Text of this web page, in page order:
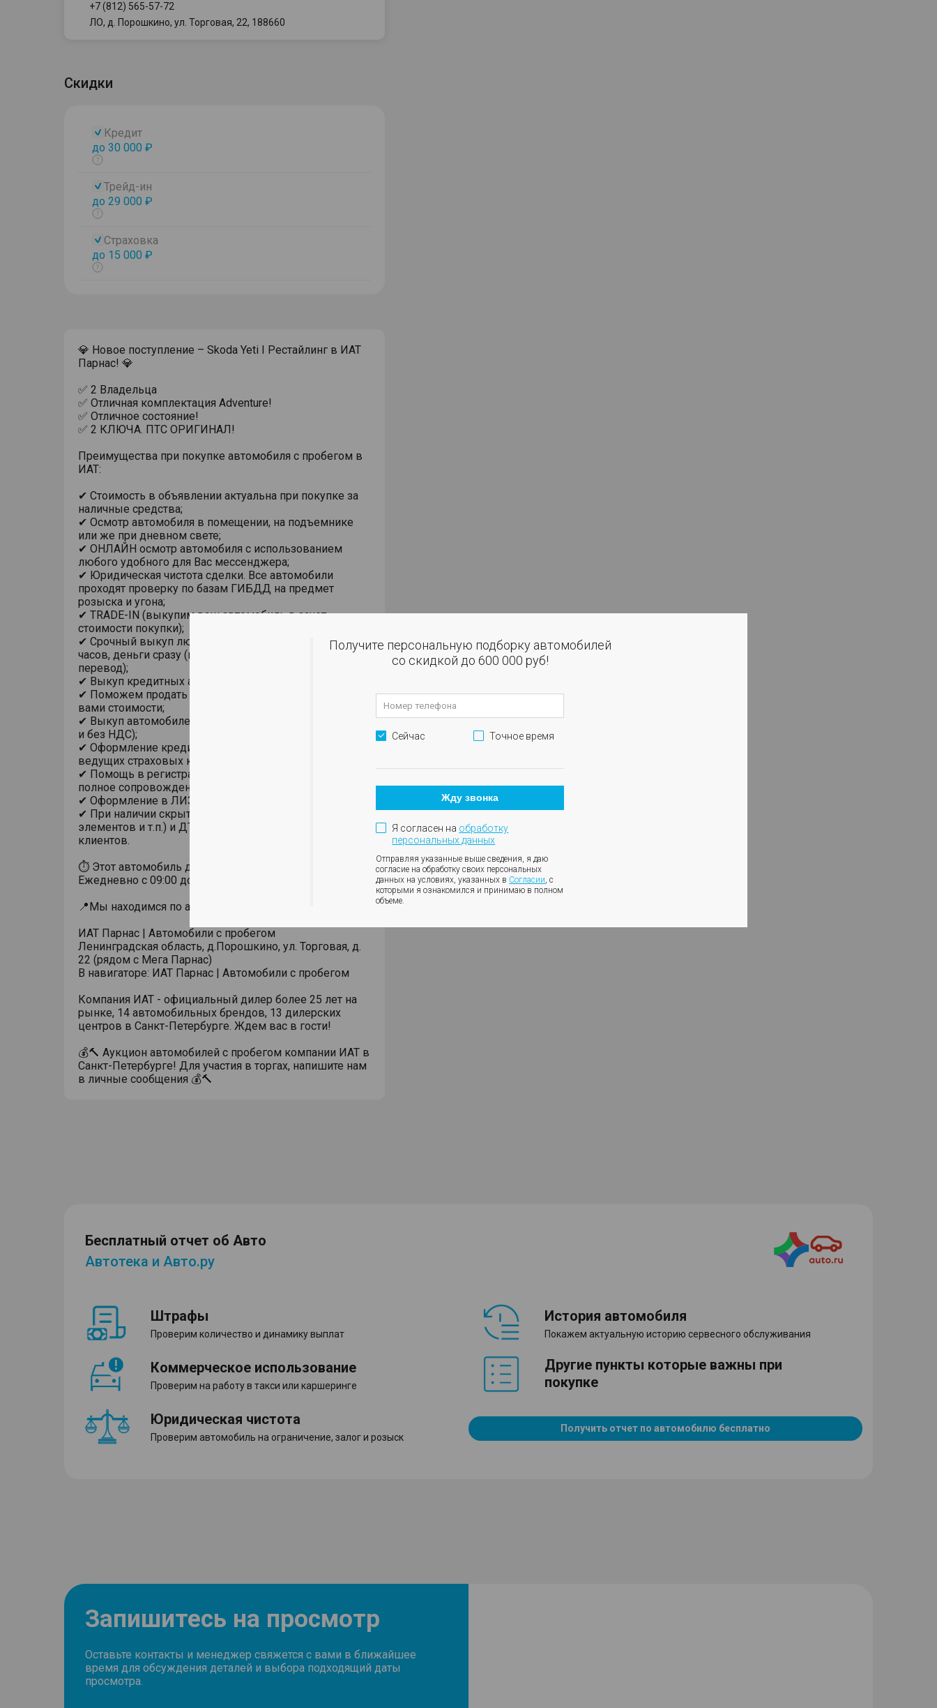
+7 (812) 565-57-72
ЛО, д. Порошкино, ул. Торговая, 22, 188660
Скидки
Кредит
до 30 000 ₽
Показать
Трейд-ин
до 29 000 ₽
Показать
Страховка
до 15 000 ₽
Показать
💎 Новое поступление – Skoda Yeti I Рестайлинг в ИАТ
Парнас! 💎
✅ 2 Владельца
✅ Отличная комплектация Adventure!
✅ Отличное состояние!
✅ 2 КЛЮЧА. ПТС ОРИГИНАЛ!
Преимущества при покупке автомобиля с пробегом в
ИАТ:
✔ Стоимость в объявлении актуальна при покупке за
наличные средства;
✔ Осмотр автомобиля в помещении, на подъемнике
или же при дневном свете;
✔ ОНЛАЙН осмотр автомобиля с использованием
любого удобного для Вас мессенджера;
✔ Юридическая чистота сделки. Все автомобили
проходят проверку по базам ГИБДД на предмет
розыска и угона;
✔ TRADE-IN (выкупим ваш автомобиль в зачет
стоимости покупки);
✔ Срочный выкуп любого автомобиля в течении 2-х
часов, деньги сразу (на карту, наличными из кассы,
перевод);
✔ Выкуп кредитных автомобилей;
✔ Поможем продать автомобиль по установленной
вами стоимости;
✔ Выкуп автомобилей у юридических лиц (в том числе
и без НДС);
✔ Оформление кредита, страховки ОСАГО и КАСКО от
ведущих страховых компаний;
✔ Помощь в регистрации автомобиля в ГИБДД,
полное сопровождение сделки;
✔ Оформление в ЛИЗИНГ;
✔ При наличии скрытых дефектов (окрасы/замены
элементов и т.п.) и ДТП обязательно информируем
клиентов.
⏱ Этот автомобиль доступен к просмотру ⏱
Ежедневно с 09:00 до 21:00
📍Мы находимся по адресу📍
ИАТ Парнас | Автомобили с пробегом
Ленинградская область, д.Порошкино, ул. Торговая, д.
22 (рядом с Мега Парнас)
В навигаторе: ИАТ Парнас | Автомобили с пробегом
Компания ИАТ - официальный дилер более 25 лет на
рынке, 14 автомобильных брендов, 13 дилерских
центров в Санкт-Петербурге. Ждем вас в гости!
💰🔨 Аукцион автомобилей с пробегом компании ИАТ в
Санкт-Петербурге! Для участия в торгах, напишите нам
в личные сообщения 💰🔨
Бесплатный отчет об Авто
Автотека и Авто.ру
Штрафы
Проверим количество и динамику выплат
Коммерческое использование
Проверим на работу в такси или каршеринге
Юридическая чистота
Проверим автомобиль на ограничение, залог и розыск
История автомобиля
Покажем актуальную историю сервесного обслуживания
Другие пункты которые важны при
покупке
Получить отчет по автомобилю бесплатно
Запишитесь на просмотр
Оставьте контакты и менеджер свяжется с вами в ближайшее
время для обсуждения деталей и выбора подходящий даты
просмотра.
Получите персональную подборку автомобилей
со скидкой до 600 000 руб!
Сейчас Точное время
Жду звонка
Я согласен на обработку
персональных данных
Отправляя указанные выше сведения, я даю
согласие на обработку своих персональных
данных на условиях, указанных в Согласии, с
которыми я ознакомился и принимаю в полном
объеме.